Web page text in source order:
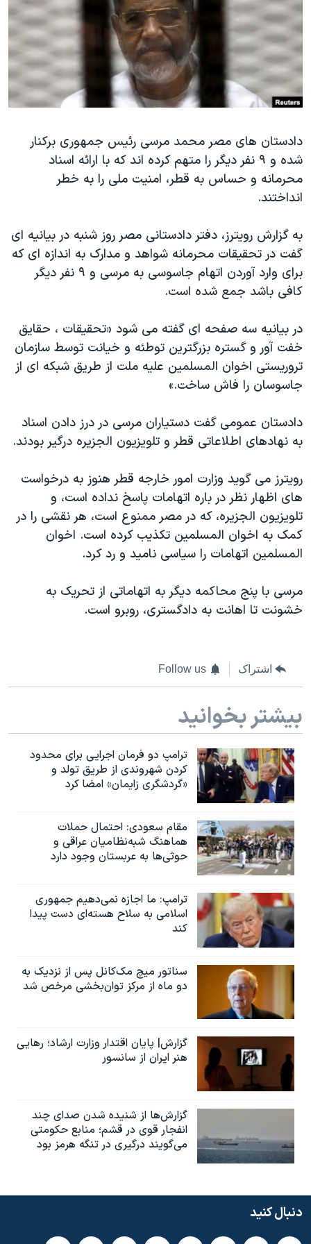
فرهنگ و زندگی
حقوق شهروندی
اقتصادی
علم و فناوری
گالری عکس
آرشیو پخش زنده
مستندها
انتخابات ریاست جمهوری آمریکا ۲۰۲۴
حمله جمهوری اسلامی به اسرائیل
رمز مهسا
اعتراضات زن، زندگی، آزادی
مجموعه مستندهای دادخواهی
تریبونال مردمی آبان ۹۸
چهل سال گروگان‌گیری
قانون شفافیت دارائی کادر رهبری ایران
اعتراضات مردمی آبان ۹۸
نرگس محمدی برنده جایزه نوبل صلح
همایش محافظه‌کاران آمریکا «سی‌پک»
صفحه‌های ویژه
دنبال کنید
زبانهای مختلف
دادستان های مصر محمد مرسی رئیس جمهوری برکنار
شده و ۹ نفر دیگر را متهم کرده اند که با ارائه اسناد
محرمانه و حساس به قطر، امنیت ملی را به خطر
انداختند.
به گزارش رویترز، دفتر دادستانی مصر روز شنبه در بیانیه ای
گفت در تحقیقات محرمانه شواهد و مدارک به اندازه ای که
برای وارد آوردن اتهام جاسوسی به مرسی و ۹ نفر دیگر
کافی باشد جمع شده است.
در بیانیه سه صفحه ای گفته می شود «تحقیقات ، حقایق
خفت آور و گستره بزرگترین توطئه و خیانت توسط سازمان
تروریستی اخوان المسلمین علیه ملت از طریق شبکه ای از
جاسوسان را فاش ساخت.»
دادستان عمومی گفت دستیاران مرسی در درز دادن اسناد
به نهادهای اطلاعاتی قطر و تلویزیون الجزیره درگیر بودند.
رویترز می گوید وزارت امور خارجه قطر هنوز به درخواست
های اظهار نظر در باره اتهامات پاسخ نداده است، و
تلویزیون الجزیره، که در مصر ممنوع است، هر نقشی را در
کمک به اخوان المسلمین تکذیب کرده است. اخوان
المسلمین اتهامات را سیاسی نامید و رد کرد.
مرسی با پنج محاکمه دیگر به اتهاماتی از تحریک به
خشونت تا اهانت به دادگستری، روبرو است.
اشتراک Follow us
بیشتر بخوانید
ترامپ دو فرمان اجرایی برای محدود
کردن شهروندی از طریق تولد و
«گردشگری زایمان» امضا کرد
مقام سعودی: احتمال حملات
هماهنگ شبه‌نظامیان عراقی و
حوثی‌ها به عربستان وجود دارد
ترامپ: ما اجازه نمی‌دهیم جمهوری
اسلامی به سلاح هسته‌ای دست پیدا
کند
سناتور میچ مک‌کانل پس از نزدیک به
دو ماه از مرکز توان‌بخشی مرخص شد
گزارش| پایان اقتدار وزارت ارشاد؛ رهایی
هنر ایران از سانسور
گزارش‌ها از شنیده شدن صدای چند
انفجار قوی در قشم؛ منابع حکومتی
می‌گویند درگیری در تنگه هرمز بود
دنبال کنید